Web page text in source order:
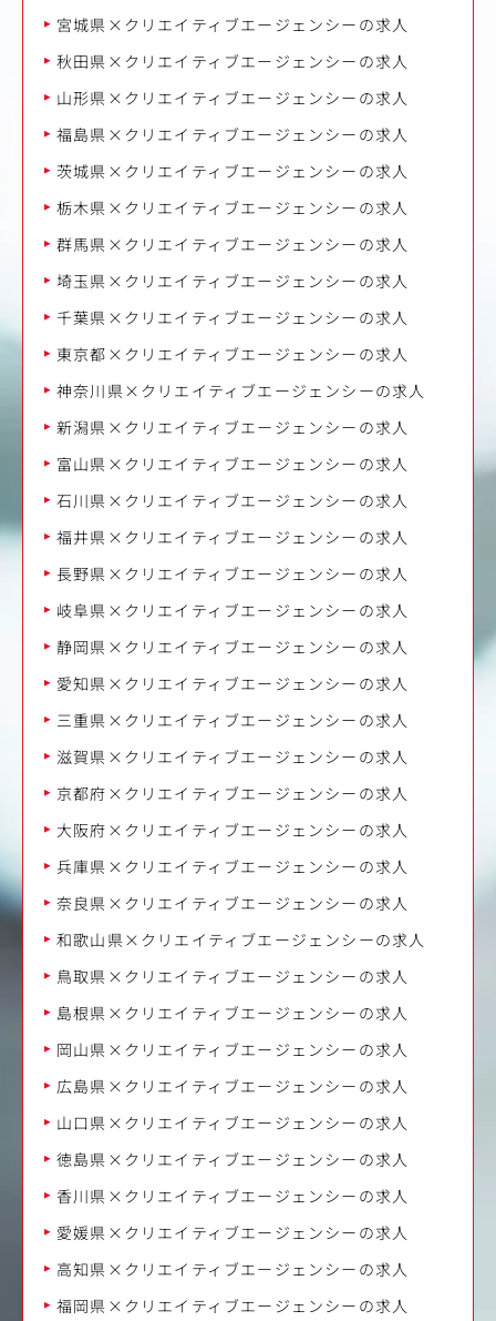
宮城県×クリエイティブエージェンシーの求人
秋田県×クリエイティブエージェンシーの求人
山形県×クリエイティブエージェンシーの求人
福島県×クリエイティブエージェンシーの求人
茨城県×クリエイティブエージェンシーの求人
栃木県×クリエイティブエージェンシーの求人
群馬県×クリエイティブエージェンシーの求人
埼玉県×クリエイティブエージェンシーの求人
千葉県×クリエイティブエージェンシーの求人
東京都×クリエイティブエージェンシーの求人
神奈川県×クリエイティブエージェンシーの求人
新潟県×クリエイティブエージェンシーの求人
富山県×クリエイティブエージェンシーの求人
石川県×クリエイティブエージェンシーの求人
福井県×クリエイティブエージェンシーの求人
長野県×クリエイティブエージェンシーの求人
岐阜県×クリエイティブエージェンシーの求人
静岡県×クリエイティブエージェンシーの求人
愛知県×クリエイティブエージェンシーの求人
三重県×クリエイティブエージェンシーの求人
滋賀県×クリエイティブエージェンシーの求人
京都府×クリエイティブエージェンシーの求人
大阪府×クリエイティブエージェンシーの求人
兵庫県×クリエイティブエージェンシーの求人
奈良県×クリエイティブエージェンシーの求人
和歌山県×クリエイティブエージェンシーの求人
鳥取県×クリエイティブエージェンシーの求人
島根県×クリエイティブエージェンシーの求人
岡山県×クリエイティブエージェンシーの求人
広島県×クリエイティブエージェンシーの求人
山口県×クリエイティブエージェンシーの求人
徳島県×クリエイティブエージェンシーの求人
香川県×クリエイティブエージェンシーの求人
愛媛県×クリエイティブエージェンシーの求人
高知県×クリエイティブエージェンシーの求人
福岡県×クリエイティブエージェンシーの求人